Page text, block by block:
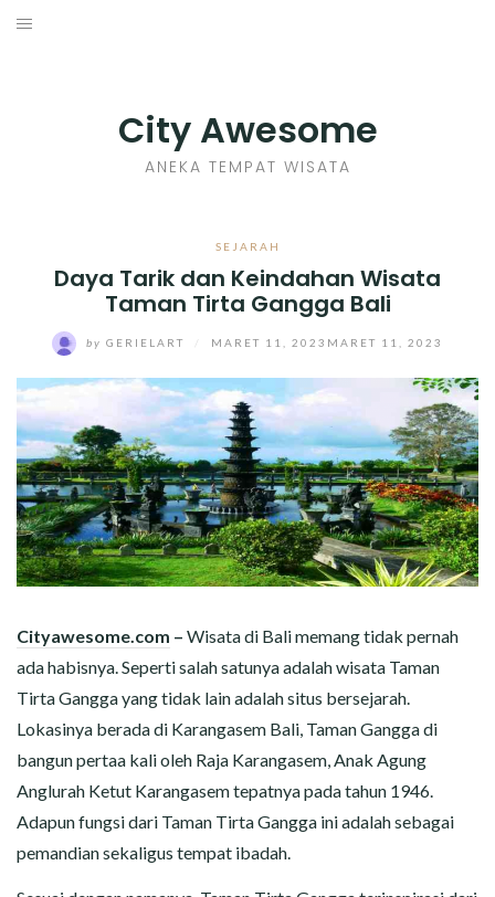
Skip
City Awesome
ANEKA TEMPAT WISATA
SEJARAH
Daya Tarik dan Keindahan Wisata
Taman Tirta Gangga Bali
by GERIELART MARET 11, 2023 MARET 11, 2023
Cityawesome.com – Wisata di Bali memang tidak pernah
ada habisnya. Seperti salah satunya adalah wisata Taman
Tirta Gangga yang tidak lain adalah situs bersejarah.
Lokasinya berada di Karangasem Bali, Taman Gangga di
bangun pertaa kali oleh Raja Karangasem, Anak Agung
Anglurah Ketut Karangasem tepatnya pada tahun 1946.
Adapun fungsi dari Taman Tirta Gangga ini adalah sebagai
pemandian sekaligus tempat ibadah.
SENI KERAJINAN
INFO GAMES
MOVIES REVIEW